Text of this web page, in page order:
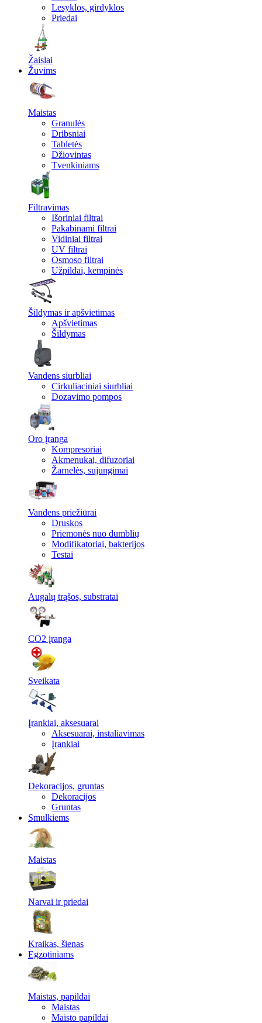
Lesyklos, girdyklos
Priedai
Žaislai
Žuvims
Maistas
Granulės
Dribsniai
Tabletės
Džiovintas
Tvenkiniams
Filtravimas
Išoriniai filtrai
Pakabinami filtrai
Vidiniai filtrai
UV filtrai
Osmoso filtrai
Užpildai, kempinės
Šildymas ir apšvietimas
Apšvietimas
Šildymas
Vandens siurbliai
Cirkuliaciniai siurbliai
Dozavimo pompos
Oro įranga
Kompresoriai
Akmenukai, difuzoriai
Žarnelės, sujungimai
Vandens priežiūrai
Druskos
Priemonės nuo dumblių
Modifikatoriai, bakterijos
Testai
Augalų trąšos, substratai
CO2 įranga
Sveikata
Įrankiai, aksesuarai
Aksesuarai, instaliavimas
Įrankiai
Dekoracijos, gruntas
Dekoracijos
Gruntas
Smulkiems
Maistas
Narvai ir priedai
Kraikas, šienas
Egzotiniams
Maistas, papildai
Maistas
Maisto papildai